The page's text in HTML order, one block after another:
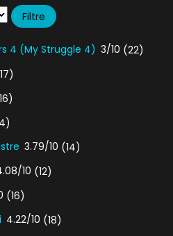
4 (My Struggle 4) 3/10 (22)
3.79/10 (14)
10 (12)
(16)
4.22/10 (18)